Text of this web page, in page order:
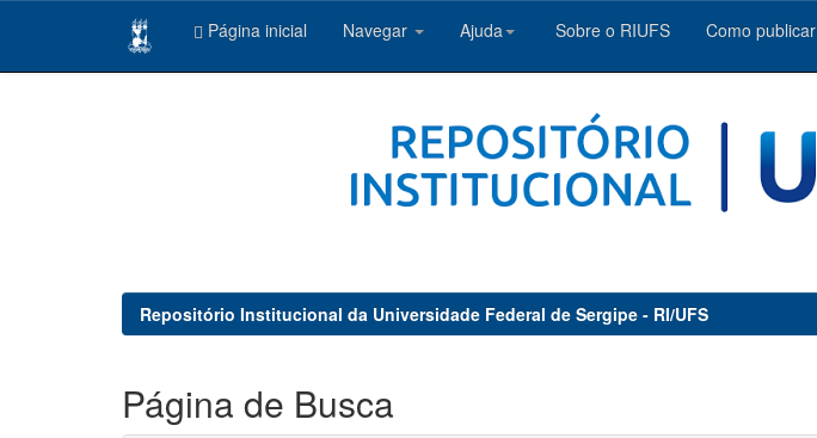
Página inicial Navegar Ajuda Sobre o RIUFS Como publicar
Repositório Institucional da Universidade Federal de Sergipe - RI/UFS
Página de Busca